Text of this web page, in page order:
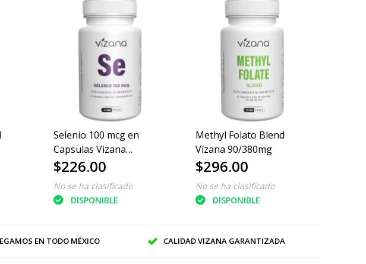
Selenio 100 mcg en
Capsulas Vizana
90/370mg
$226.00
No se ha clasificado
DISPONIBLE
Methyl Folato Blend
Vízana 90/380mg
$296.00
No se ha clasificado
DISPONIBLE
EN TODO MÉXICO CALIDAD VIZANA GARANTIZADA